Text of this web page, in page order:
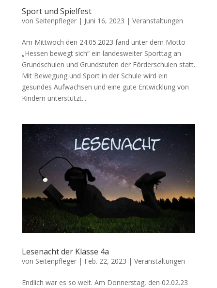
Sport und Spielfest
von Seitenpfleger| Juni 16, 2023 | Veranstaltungen
Am Mittwoch den 24.05.2023 fand unter dem Motto
„Hessen bewegt sich“ ein landesweiter Sporttag an
Grundschulen und Grundstufen der Förderschulen statt.
Mit Bewegung und Sport in der Schule wird ein
gesundes Aufwachsen und eine gute Entwicklung von
Kindern unterstützt....
Lesenacht der Klasse 4a
von Seitenpfleger| Feb. 22, 2023 | Veranstaltungen
Endlich war es so weit. Am Donnerstag, den 02.02.23